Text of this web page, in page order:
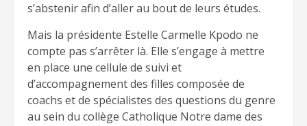
s’abstenir afin d’aller au bout de leurs études.
Mais la présidente Estelle Carmelle Kpodo ne
compte pas s’arrêter là. Elle s’engage à mettre
en place une cellule de suivi et
d’accompagnement des filles composée de
coachs et de spécialistes des questions du genre
au sein du collège Catholique Notre dame des